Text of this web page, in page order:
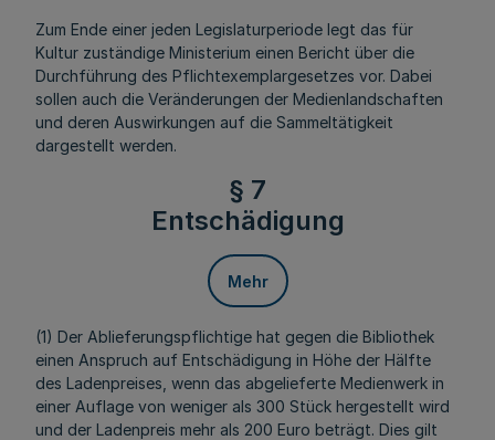
Zum Ende einer jeden Legislaturperiode legt das für
Kultur zuständige Ministerium einen Bericht über die
Durchführung des Pflichtexemplargesetzes vor. Dabei
sollen auch die Veränderungen der Medienlandschaften
und deren Auswirkungen auf die Sammeltätigkeit
dargestellt werden.
§ 7
Entschädigung
Mehr
(1) Der Ablieferungspflichtige hat gegen die Bibliothek
einen Anspruch auf Entschädigung in Höhe der Hälfte
des Ladenpreises, wenn das abgelieferte Medienwerk in
einer Auflage von weniger als 300 Stück hergestellt wird
und der Ladenpreis mehr als 200 Euro beträgt. Dies gilt